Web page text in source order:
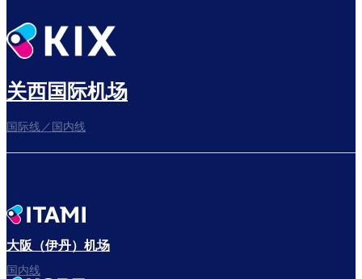
关西国际机场
国际线／国内线
大阪（伊丹）机场
国内线